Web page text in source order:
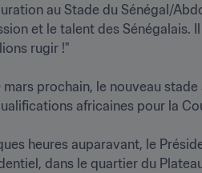
au Stade du Sénégal/
et le talent des Sénégalais.
rugir !"
mars prochain, le nouveau
africaines pour la
heures auparavant, le
dans le quartier du